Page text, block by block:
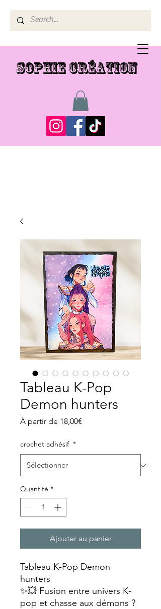
SOPHIE CRÉATION
Tableau K-Pop
Demon hunters
À partir de 18,00€
crochet adhésif *
Quantité *
Ajouter au panier
Tableau K-Pop Demon
hunters
✨💥 Fusion entre univers K-
pop et chasse aux démons ?